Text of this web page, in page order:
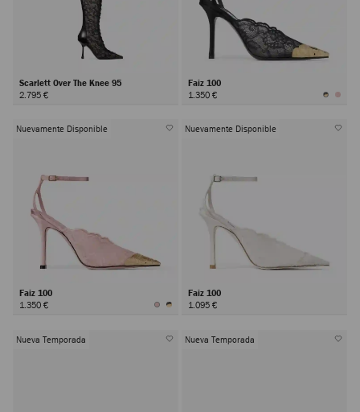
Scarlett Over The Knee 95
2.795 €
Faiz 100
1.350 €
Nuevamente Disponible
Faiz 100
1.350 €
Nuevamente Disponible
Faiz 100
1.095 €
Nueva Temporada Nueva Temporada